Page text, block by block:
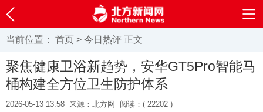
当前位置： 首页 > 今日热评 正文
聚焦健康卫浴新趋势，安华GT5Pro智能马
桶构建全方位卫生防护体系
2026-05-13 13:58 来源：北方网 阅读：( 22202 )